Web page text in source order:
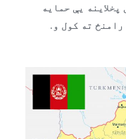
یې حمایه
ته کول و.